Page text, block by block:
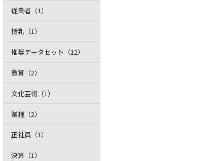
従業者（1）
授乳（1）
推奨データセット（12）
教育（2）
文化芸術（1）
業種（2）
正社員（1）
決算（1）